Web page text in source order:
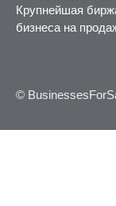
Крупнейшая
бизнеса на
©